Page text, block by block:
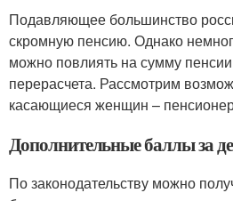
Подавляющее большинство
скромную пенсию. Однако
можно повлиять на сумму
перерасчета. Рассмотрим
касающиеся женщин –
Дополнительные баллы за
По законодательству можно